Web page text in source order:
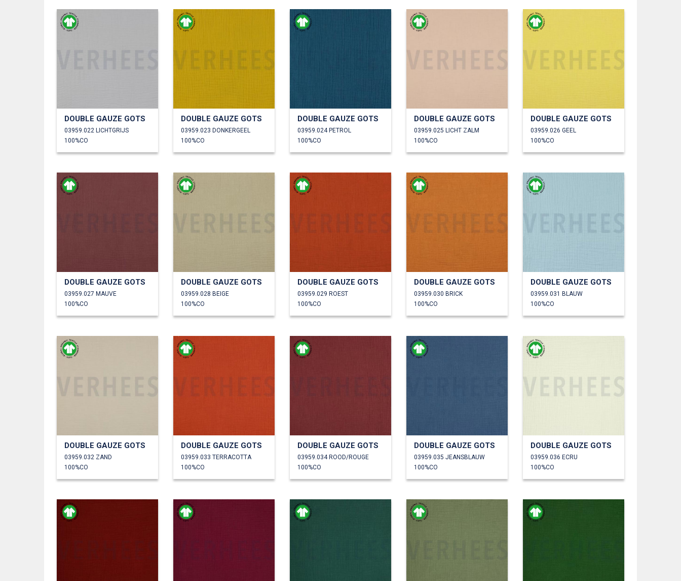
DOUBLE GAUZE GOTS
03959.022 LICHTGRIJS
100%CO
DOUBLE GAUZE GOTS
03959.023 DONKERGEEL
100%CO
DOUBLE GAUZE GOTS
03959.024 PETROL
100%CO
DOUBLE GAUZE GOTS
03959.025 LICHT ZALM
100%CO
DOUBLE GAUZE GOTS
03959.026 GEEL
100%CO
DOUBLE GAUZE GOTS
03959.027 MAUVE
100%CO
DOUBLE GAUZE GOTS
03959.028 BEIGE
100%CO
DOUBLE GAUZE GOTS
03959.029 ROEST
100%CO
DOUBLE GAUZE GOTS
03959.030 BRICK
100%CO
DOUBLE GAUZE GOTS
03959.031 BLAUW
100%CO
DOUBLE GAUZE GOTS
03959.032 ZAND
100%CO
DOUBLE GAUZE GOTS
03959.033 TERRACOTTA
100%CO
DOUBLE GAUZE GOTS
03959.034 ROOD/ROUGE
100%CO
DOUBLE GAUZE GOTS
03959.035 JEANSBLAUW
100%CO
DOUBLE GAUZE GOTS
03959.036 ECRU
100%CO